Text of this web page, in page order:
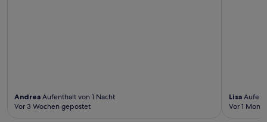
Andrea Aufenthalt von 1 Nacht
Vor 3 Wochen gepostet
Lisa
Vor 1